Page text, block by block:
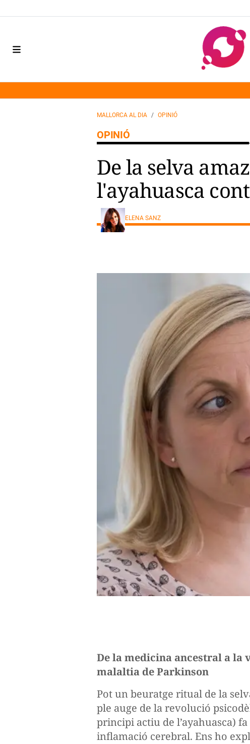
MALLORCA AL DIA OPINIÓ
OPINIÓ
De la selva
l'ayahuasca
ELENA SANZ
De la medicina ancestral a la
malaltia de Parkinson
Pot un beuratge ritual de la
ple auge de la revolució
principi actiu de l’ayahuasca)
inflamació cerebral. Ens ho